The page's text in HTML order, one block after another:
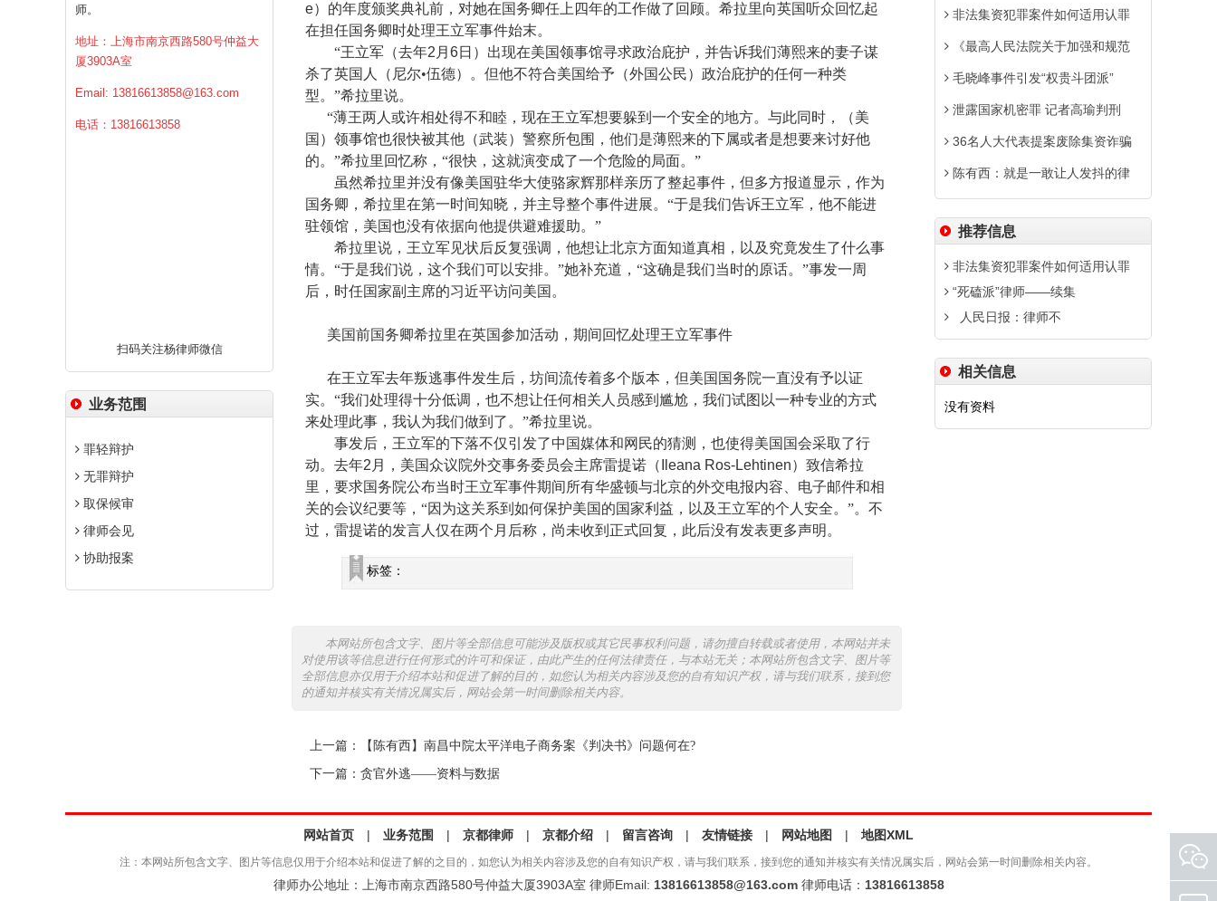
师。
地址：上海市南京西路580号仲益大
厦3903A室
Email: 13816613858@163.com
电话：13816613858
扫码关注杨律师微信
业务范围
罪轻辩护
无罪辩护
取保候审
律师会见
协助报案
e）的年度颁奖典礼前，对她在国务卿任上四年的工作做了回顾。希拉里向英国听众回忆起
在担任国务卿时处理王立军事件始末。
“王立军（去年2 月 6日）出现在美国领事馆寻求政治庇护，并告诉我们薄熙来的妻子谋
杀了英国人（尼尔•伍德）。但他不符合美国给予（外国公民）政治庇护的任何一种类
型。”希拉里说。
“薄王两人或许相处得不和睦，现在王立军想要躲到一个安全的地方。与此同时，（美
国）领事馆也很快被其他（武装）警察所包围，他们是薄熙来的下属或者是想要来讨好他
的。”希拉里回忆称，“很快，这就演变成了一个危险的局面。”
虽然希拉里并没有像美国驻华大使骆家辉那样亲历了整起事件，但多方报道显示，作为
国务卿，希拉里在第一时间知晓，并主导整个事件进展。“于是我们告诉王立军，他不能进
驻领馆，美国也没有依据向他提供避难援助。”
希拉里说，王立军见状后反复强调，他想让北京方面知道真相，以及究竟发生了什么事
情。“于是我们说，这个我们可以安排。”她补充道，“这确是我们当时的原话。”事发一周
后，时任国家副主席的习近平访问美国。
美国前国务卿希拉里在英国参加活动，期间回忆处理王立军事件
在王立军去年叛逃事件发生后，坊间流传着多个版本，但美国国务院一直没有予以证
实。“我们处理得十分低调，也不想让任何相关人员感到尴尬，我们试图以一种专业的方式
来处理此事，我认为我们做到了。”希拉里说。
事发后，王立军的下落不仅引发了中国媒体和网民的猜测，也使得美国国会采取了行
动。去年2 月，美国众议院外交事务委员会主席雷提诺（ Ileana Ros-Lehtinen）致信希拉
里，要求国务院公布当时王立军事件期间所有华盛顿与北京的外交电报内容、电子邮件和相
关的会议纪要等，“因为这关系到如何保护美国的国家利益，以及王立军的个人安全。”。不
过，雷提诺的发言人仅在两个月后称，尚未收到正式回复，此后没有发表更多声明。
标签：
本网站所包含文字、图片等全部信息可能涉及版权或其它民事权利问题，请勿擅自转载或者使用，本网站并未
对使用该等信息进行任何形式的许可和保证，由此产生的任何法律责任，与本站无关；本网站所包含文字、图片等
全部信息亦仅用于介绍本站和促进了解的目的，如您认为相关内容涉及您的自有知识产权，请与我们联系，接到您
的通知并核实有关情况属实后，网站会第一时间删除相关内容。
上一篇： 【陈有西】南昌中院太平洋电子商务案《判决书》问题何在?
下一篇： 贪官外逃——资料与数据
非法集资犯罪案件如何适用认罪
《最高人民法院关于加强和规范
毛晓峰事件引发“权贵斗团派”
泄露国家机密罪 记者高瑜判刑
36名人大代表提案废除集资诈骗
陈有西：就是一敢让人发抖的律
推荐信息
非法集资犯罪案件如何适用认罪
“死磕派”律师――续集
人民日报：律师不
相关信息
没有资料
网站首页 | 业务范围 | 京都律师 | 京都介绍 | 留言咨询 | 友情链接 | 网站地图 | 地图XML
注：本网站所包含文字、图片等信息仅用于介绍本站和促进了解的之目的，如您认为相关内容涉及您的自有知识产权，请与我们联系，接到您的通知并核实有关情况属实后，网站会第一时间删除相关内容。
律师办公地址：上海市南京西路580号仲益大厦3903A室 律师Email: 13816613858@163.com律师电话： 13816613858